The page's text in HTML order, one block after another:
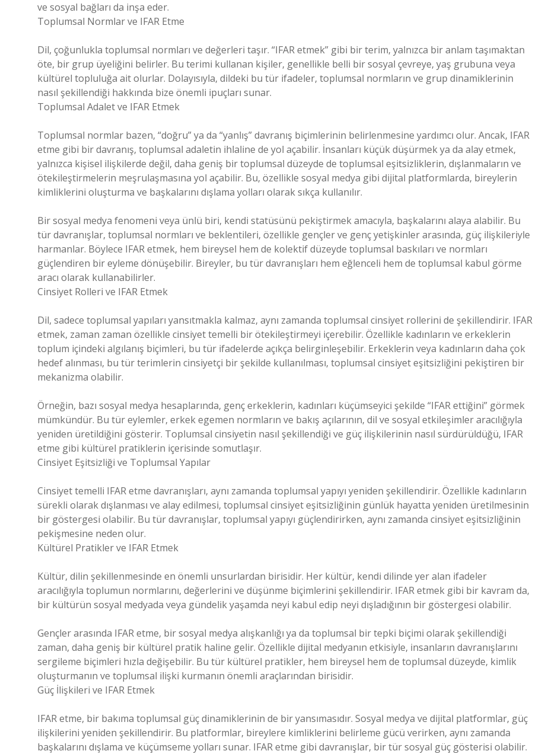
ve sosyal bağları da inşa eder.
Toplumsal Normlar ve IFAR Etme
Dil, çoğunlukla toplumsal normları ve değerleri taşır. “IFAR etmek” gibi bir terim, yalnızca bir anlam taşımaktan
öte, bir grup üyeliğini belirler. Bu terimi kullanan kişiler, genellikle belli bir sosyal çevreye, yaş grubuna veya
kültürel topluluğa ait olurlar. Dolayısıyla, dildeki bu tür ifadeler, toplumsal normların ve grup dinamiklerinin
nasıl şekillendiği hakkında bize önemli ipuçları sunar.
Toplumsal Adalet ve IFAR Etmek
Toplumsal normlar bazen, “doğru” ya da “yanlış” davranış biçimlerinin belirlenmesine yardımcı olur. Ancak, IFAR
etme gibi bir davranış, toplumsal adaletin ihlaline de yol açabilir. İnsanları küçük düşürmek ya da alay etmek,
yalnızca kişisel ilişkilerde değil, daha geniş bir toplumsal düzeyde de toplumsal eşitsizliklerin, dışlanmaların ve
ötekileştirmelerin meşrulaşmasına yol açabilir. Bu, özellikle sosyal medya gibi dijital platformlarda, bireylerin
kimliklerini oluşturma ve başkalarını dışlama yolları olarak sıkça kullanılır.
Bir sosyal medya fenomeni veya ünlü biri, kendi statüsünü pekiştirmek amacıyla, başkalarını alaya alabilir. Bu
tür davranışlar, toplumsal normları ve beklentileri, özellikle gençler ve genç yetişkinler arasında, güç ilişkileriyle
harmanlar. Böylece IFAR etmek, hem bireysel hem de kolektif düzeyde toplumsal baskıları ve normları
güçlendiren bir eyleme dönüşebilir. Bireyler, bu tür davranışları hem eğlenceli hem de toplumsal kabul görme
aracı olarak kullanabilirler.
Cinsiyet Rolleri ve IFAR Etmek
Dil, sadece toplumsal yapıları yansıtmakla kalmaz, aynı zamanda toplumsal cinsiyet rollerini de şekillendirir. IFAR
etmek, zaman zaman özellikle cinsiyet temelli bir ötekileştirmeyi içerebilir. Özellikle kadınların ve erkeklerin
toplum içindeki algılanış biçimleri, bu tür ifadelerde açıkça belirginleşebilir. Erkeklerin veya kadınların daha çok
hedef alınması, bu tür terimlerin cinsiyetçi bir şekilde kullanılması, toplumsal cinsiyet eşitsizliğini pekiştiren bir
mekanizma olabilir.
Örneğin, bazı sosyal medya hesaplarında, genç erkeklerin, kadınları küçümseyici şekilde “IFAR ettiğini” görmek
mümkündür. Bu tür eylemler, erkek egemen normların ve bakış açılarının, dil ve sosyal etkileşimler aracılığıyla
yeniden üretildiğini gösterir. Toplumsal cinsiyetin nasıl şekillendiği ve güç ilişkilerinin nasıl sürdürüldüğü, IFAR
etme gibi kültürel pratiklerin içerisinde somutlaşır.
Cinsiyet Eşitsizliği ve Toplumsal Yapılar
Cinsiyet temelli IFAR etme davranışları, aynı zamanda toplumsal yapıyı yeniden şekillendirir. Özellikle kadınların
sürekli olarak dışlanması ve alay edilmesi, toplumsal cinsiyet eşitsizliğinin günlük hayatta yeniden üretilmesinin
bir göstergesi olabilir. Bu tür davranışlar, toplumsal yapıyı güçlendirirken, aynı zamanda cinsiyet eşitsizliğinin
pekişmesine neden olur.
Kültürel Pratikler ve IFAR Etmek
Kültür, dilin şekillenmesinde en önemli unsurlardan birisidir. Her kültür, kendi dilinde yer alan ifadeler
aracılığıyla toplumun normlarını, değerlerini ve düşünme biçimlerini şekillendirir. IFAR etmek gibi bir kavram da,
bir kültürün sosyal medyada veya gündelik yaşamda neyi kabul edip neyi dışladığının bir göstergesi olabilir.
Gençler arasında IFAR etme, bir sosyal medya alışkanlığı ya da toplumsal bir tepki biçimi olarak şekillendiği
zaman, daha geniş bir kültürel pratik haline gelir. Özellikle dijital medyanın etkisiyle, insanların davranışlarını
sergileme biçimleri hızla değişebilir. Bu tür kültürel pratikler, hem bireysel hem de toplumsal düzeyde, kimlik
oluşturmanın ve toplumsal ilişki kurmanın önemli araçlarından birisidir.
Güç İlişkileri ve IFAR Etmek
IFAR etme, bir bakıma toplumsal güç dinamiklerinin de bir yansımasıdır. Sosyal medya ve dijital platformlar, güç
ilişkilerini yeniden şekillendirir. Bu platformlar, bireylere kimliklerini belirleme gücü verirken, aynı zamanda
başkalarını dışlama ve küçümseme yolları sunar. IFAR etme gibi davranışlar, bir tür sosyal güç gösterisi olabilir.